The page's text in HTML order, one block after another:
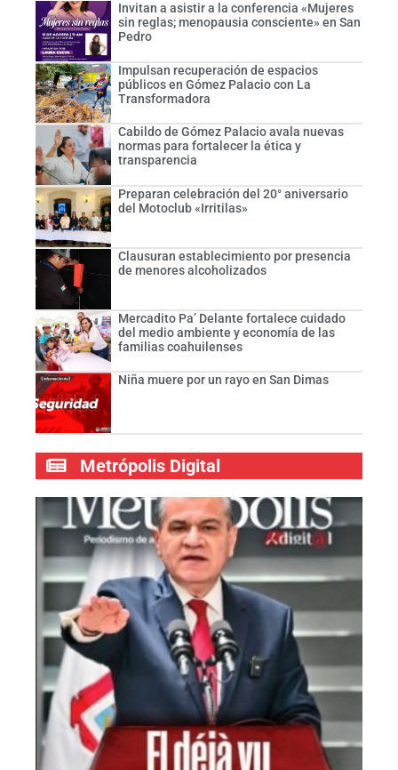
Invitan a asistir a la conferencia «Mujeres
sin reglas; menopausia consciente» en San
Pedro
Impulsan recuperación de espacios
públicos en Gómez Palacio con La
Transformadora
Cabildo de Gómez Palacio avala nuevas
normas para fortalecer la ética y
transparencia
Preparan celebración del 20° aniversario
del Motoclub «Irritilas»
Clausuran establecimiento por presencia
de menores alcoholizados
Mercadito Pa’ Delante fortalece cuidado
del medio ambiente y economía de las
familias coahuilenses
Niña muere por un rayo en San Dimas
Metrópolis Digital